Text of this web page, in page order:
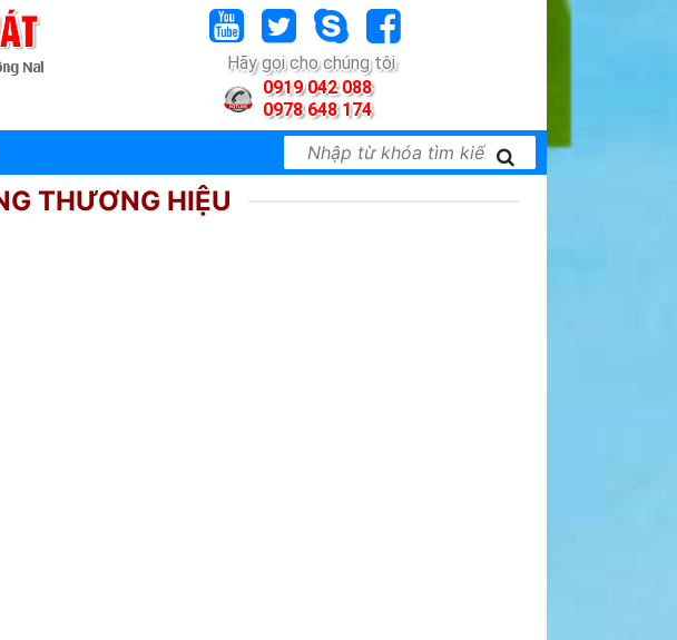
Hãy gọi cho chúng tôi
0919 042 088
0978 648 174
THƯƠNG HIỆU